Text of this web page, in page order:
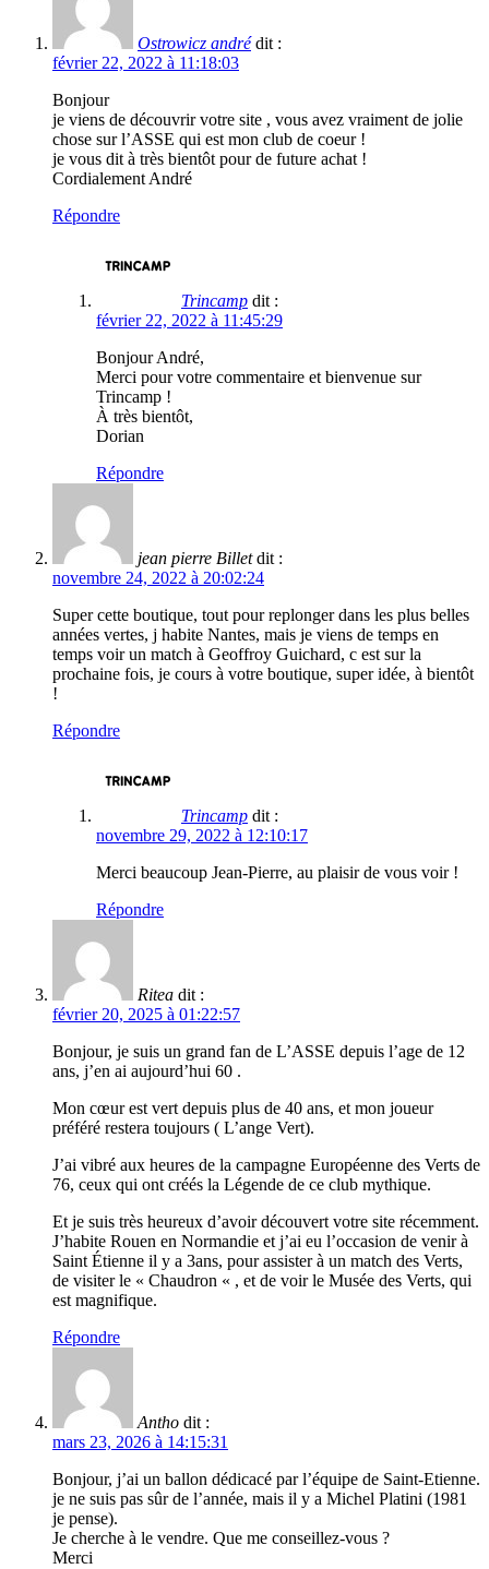
Ostrowicz andré dit :
février 22, 2022 à 11:18:03
Bonjour
je viens de découvrir votre site , vous avez vraiment de jolie
chose sur l’ASSE qui est mon club de coeur !
je vous dit à très bientôt pour de future achat !
Cordialement André
Répondre
Trincamp dit :
février 22, 2022 à 11:45:29
Bonjour André,
Merci pour votre commentaire et bienvenue sur
Trincamp !
À très bientôt,
Dorian
Répondre
jean pierre Billet dit :
novembre 24, 2022 à 20:02:24
Super cette boutique, tout pour replonger dans les plus belles
années vertes, j habite Nantes, mais je viens de temps en
temps voir un match à Geoffroy Guichard, c est sur la
prochaine fois, je cours à votre boutique, super idée, à bientôt
!
Répondre
Trincamp dit :
novembre 29, 2022 à 12:10:17
Merci beaucoup Jean-Pierre, au plaisir de vous voir !
Répondre
Ritea dit :
février 20, 2025 à 01:22:57
Bonjour, je suis un grand fan de L’ASSE depuis l’age de 12
ans, j’en ai aujourd’hui 60 .
Mon cœur est vert depuis plus de 40 ans, et mon joueur
préféré restera toujours ( L’ange Vert).
J’ai vibré aux heures de la campagne Européenne des Verts de
76, ceux qui ont créés la Légende de ce club mythique.
Et je suis très heureux d’avoir découvert votre site récemment.
J’habite Rouen en Normandie et j’ai eu l’occasion de venir à
Saint Étienne il y a 3ans, pour assister à un match des Verts,
de visiter le « Chaudron « , et de voir le Musée des Verts, qui
est magnifique.
Répondre
Antho dit :
mars 23, 2026 à 14:15:31
Bonjour, j’ai un ballon dédicacé par l’équipe de Saint-Etienne.
je ne suis pas sûr de l’année, mais il y a Michel Platini (1981
je pense).
Je cherche à le vendre. Que me conseillez-vous ?
Merci